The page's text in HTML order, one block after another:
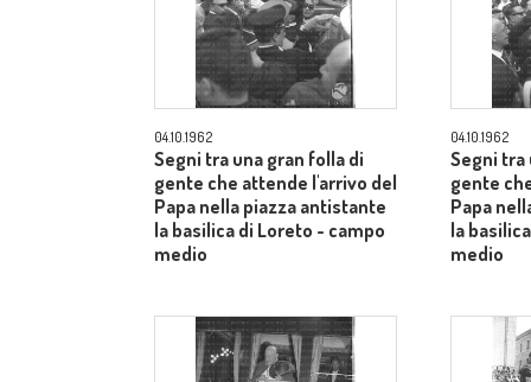
04.10.1962
Segni tra una gran folla di
gente che attende l'arrivo del
Papa nella piazza antistante
la basilica di Loreto - campo
medio
04.10.1962
Segni tra
gente
Papa
la
medio